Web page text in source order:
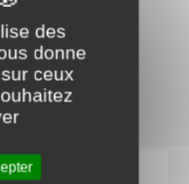
des
donne
ceux